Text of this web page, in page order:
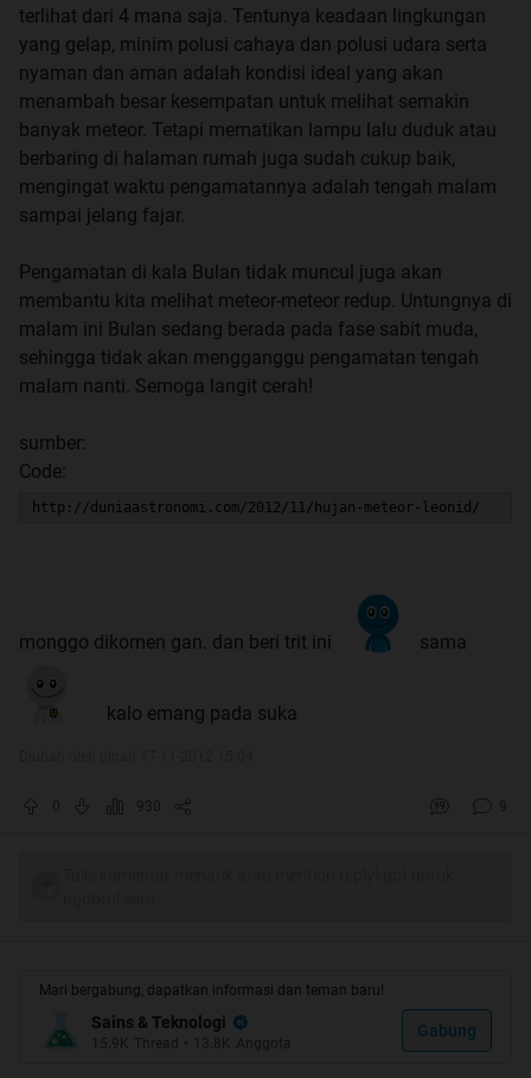
terlihat dari 4 mana saja. Tentunya keadaan lingkungan
yang gelap, minim polusi cahaya dan polusi udara serta
nyaman dan aman adalah kondisi ideal yang akan
menambah besar kesempatan untuk melihat semakin
banyak meteor. Tetapi mematikan lampu lalu duduk atau
berbaring di halaman rumah juga sudah cukup baik,
mengingat waktu pengamatannya adalah tengah malam
sampai jelang fajar.
Pengamatan di kala Bulan tidak muncul juga akan
membantu kita melihat meteor-meteor redup. Untungnya di
malam ini Bulan sedang berada pada fase sabit muda,
sehingga tidak akan mengganggu pengamatan tengah
malam nanti. Semoga langit cerah!
sumber:
Code:
http://duniaastronomi.com/2012/11/hujan-meteor-leonid/
monggo dikomen gan. dan beri trit ini sama
kalo emang pada suka
0 930
Mari bergabung, dapatkan informasi dan teman baru!
Sains & Teknologi
15.9K Thread • 13.8K Anggota
Gabung